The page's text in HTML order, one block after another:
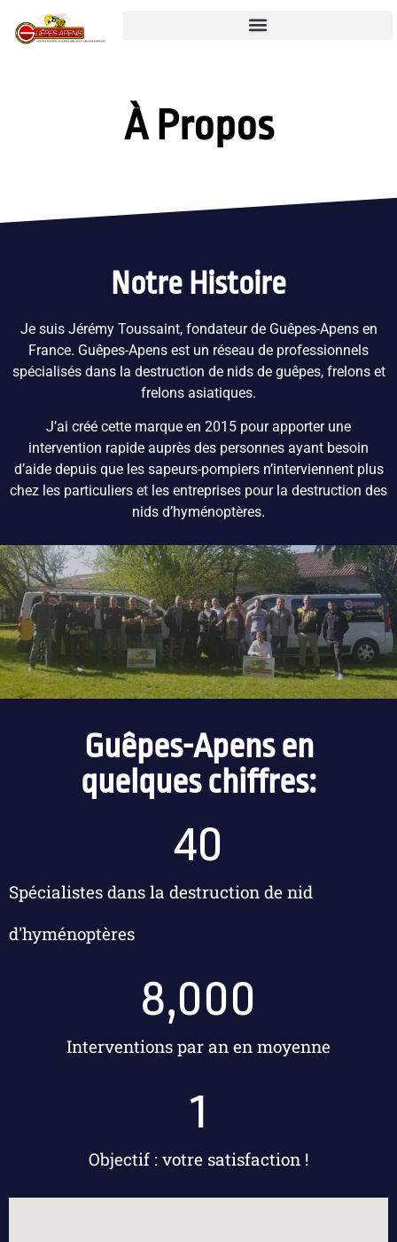
À Propos
Notre Histoire
Je suis Jérémy Toussaint, fondateur de Guêpes-Apens en
France. Guêpes-Apens est un réseau de professionnels
spécialisés dans la destruction de nids de guêpes, frelons et
frelons asiatiques.
J’ai créé cette marque en 2015 pour apporter une
intervention rapide auprès des personnes ayant besoin
d’aide depuis que les sapeurs-pompiers n’interviennent plus
chez les particuliers et les entreprises pour la destruction des
nids d’hyménoptères.
Guêpes-Apens en
quelques chiffres:
Spécialistes dans la destruction de nid
d'hyménoptères
40
Interventions par an en moyenne
8,000
Objectif : votre satisfaction !
1